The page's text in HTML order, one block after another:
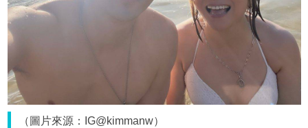
（圖片來源：IG@kimmanw）